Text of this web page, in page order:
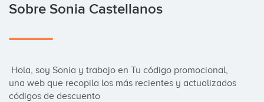
Sobre Sonia Castellanos
una web que recopila los más recientes y actualizados
códigos de descuento